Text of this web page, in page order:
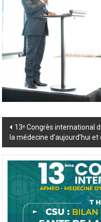
Post
navigation
13ᵉ Congrès international
la médecine d’aujourd’hui